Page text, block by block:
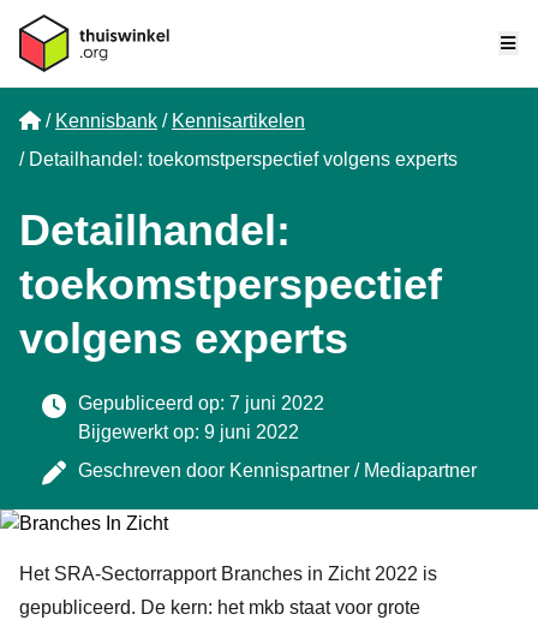
Home
Kennisbank
Kennisartikelen
Detailhandel: toekomstperspectief volgens experts
Detailhandel:
toekomstperspectief
volgens experts
Gepubliceerd op: 7 juni 2022
Bijgewerkt op: 9 juni 2022
Geschreven door Kennispartner / Mediapartner
Het SRA-Sectorrapport Branches in Zicht 2022 is
gepubliceerd. De kern: het mkb staat voor grote